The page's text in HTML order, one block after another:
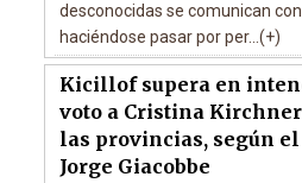
desconocidas se comunican
haciéndose pasar por per...(+)
Kicillof supera en
voto a Cristina
las provincias, según
Jorge Giacobbe